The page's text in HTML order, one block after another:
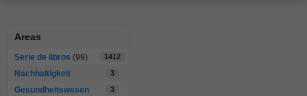
Areas
Serie de libros (99) 1412
Nachhaltigkeit 3
Gesundheitswesen 3